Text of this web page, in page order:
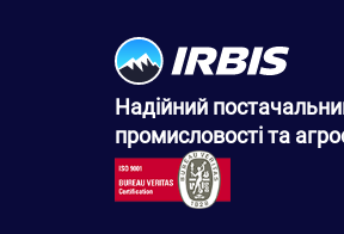
Надійний
промисловості та